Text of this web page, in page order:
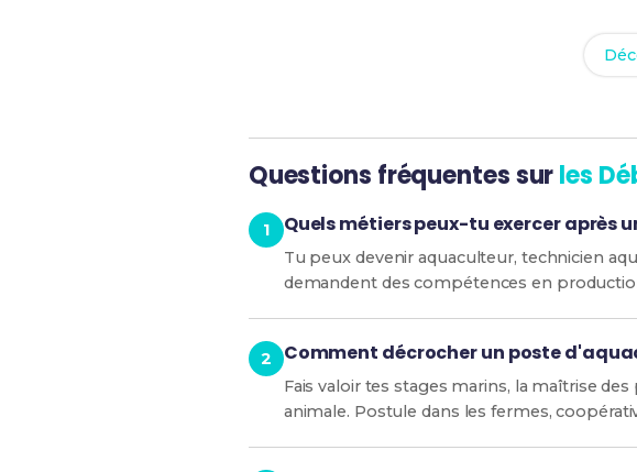
Questions fréquentes surles
Quels métiers peux-tu exercer après
Tu peux devenir aquaculteur, technicien
demandent des compétences en
Comment décrocher un poste
Fais valoir tes stages marins, la maîtrise
animale. Postule dans les fermes,